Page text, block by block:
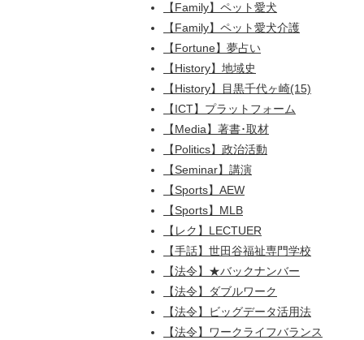
【Family】ペット愛犬
【Family】ペット愛犬介護
【Fortune】夢占い
【History】地域史
【History】目黒千代ヶ崎(15)
【ICT】プラットフォーム
【Media】著書･取材
【Politics】政治活動
【Seminar】講演
【Sports】AEW
【Sports】MLB
【レク】LECTUER
【手話】世田谷福祉専門学校
【法令】★バックナンバー
【法令】ダブルワーク
【法令】ビッグデータ活用法
【法令】ワークライフバランス